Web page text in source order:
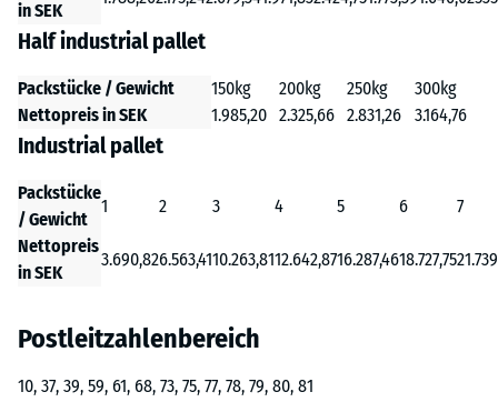
in SEK
Half industrial pallet
Packstücke / Gewicht 150kg 200kg 250kg
300kg
Nettopreis in SEK
1.985,20 2.325,66 2.831,26 3.164,76
Industrial pallet
Packstücke
/ Gewicht
1 2 3 4 5 6
7
Nettopreis
in SEK
3.690,826.563,4110.263,8112.642,8716.287,4618.727,75
Postleitzahlenbereich
10, 37, 39, 59, 61, 68, 73, 75, 77, 78, 79, 80, 81